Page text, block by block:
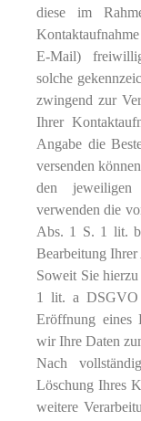
diese im
E-Mail)
solche
zwingend zur
Ihrer
Angabe die
versenden
den jeweiligen
verwenden die
Abs. 1 S. 1 lit.
Bearbeitung Ihrer
Soweit Sie
1 lit. a DSGVO
Eröffnung eines
wir Ihre Daten
Nach
Löschung Ihres
weitere